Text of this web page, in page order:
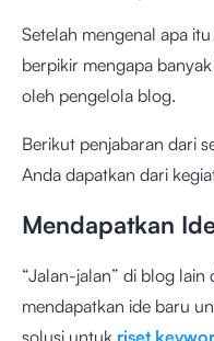
Setelah mengenal apa
berpikir mengapa
oleh pengelola blog.
Berikut penjabaran dari
Anda dapatkan dari
Mendapatkan
“Jalan-jalan” di blog
mendapatkan ide baru
solusi untuk riset